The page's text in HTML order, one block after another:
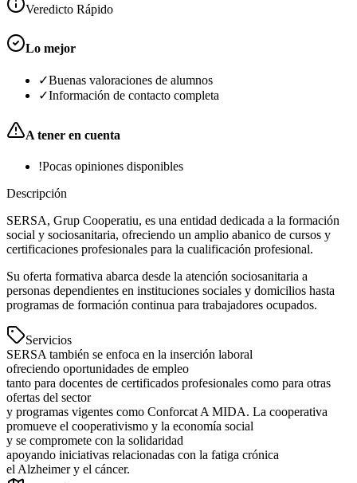
Veredicto Rápido
Lo mejor
✓Buenas valoraciones de alumnos
✓Información de contacto completa
A tener en cuenta
!Pocas opiniones disponibles
Descripción
SERSA, Grup Cooperatiu, es una entidad dedicada a la formación
social y sociosanitaria, ofreciendo un amplio abanico de cursos y
certificaciones profesionales para la cualificación profesional.
Su oferta formativa abarca desde la atención sociosanitaria a
personas dependientes en instituciones sociales y domicilios hasta
programas de formación continua para trabajadores ocupados.
Servicios
SERSA también se enfoca en la inserción laboral
ofreciendo oportunidades de empleo
tanto para docentes de certificados profesionales como para otras
ofertas del sector
y programas vigentes como Conforcat A MIDA. La cooperativa
promueve el cooperativismo y la economía social
y se compromete con la solidaridad
apoyando iniciativas relacionadas con la fatiga crónica
el Alzheimer y el cáncer.